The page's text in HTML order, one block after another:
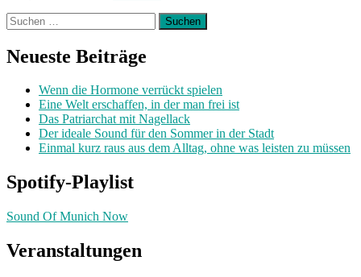
Suchen
nach:
Neueste Beiträge
Wenn die Hormone verrückt spielen
Eine Welt erschaffen, in der man frei ist
Das Patriarchat mit Nagellack
Der ideale Sound für den Sommer in der Stadt
Einmal kurz raus aus dem Alltag, ohne was leisten zu müssen
Spotify-Playlist
Sound Of Munich Now
Veranstaltungen